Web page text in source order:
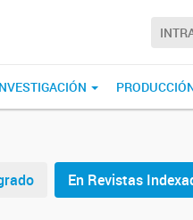
En Revistas